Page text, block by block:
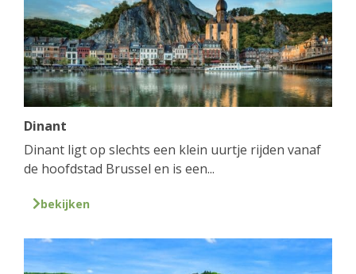
Dinant
Dinant ligt op slechts een klein uurtje rijden vanaf
de hoofdstad Brussel en is een...
bekijken